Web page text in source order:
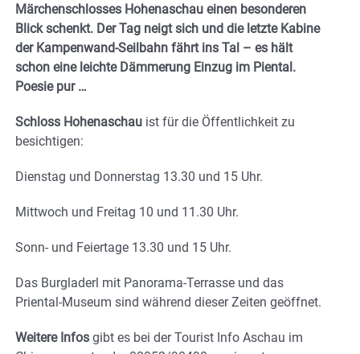
Märchenschlosses Hohenaschau einen besonderen
Blick schenkt. Der Tag neigt sich und die letzte Kabine
der Kampenwand-Seilbahn fährt ins Tal – es hält
schon eine leichte Dämmerung Einzug im Piental.
Poesie pur …
Schloss Hohenaschau ist für die Öffentlichkeit zu
besichtigen:
Dienstag und Donnerstag 13.30 und 15 Uhr.
Mittwoch und Freitag 10 und 11.30 Uhr.
Sonn- und Feiertage 13.30 und 15 Uhr.
Das Burgladerl mit Panorama-Terrasse und das
Priental-Museum sind während dieser Zeiten geöffnet.
Weitere Infos gibt es bei der Tourist Info Aschau im